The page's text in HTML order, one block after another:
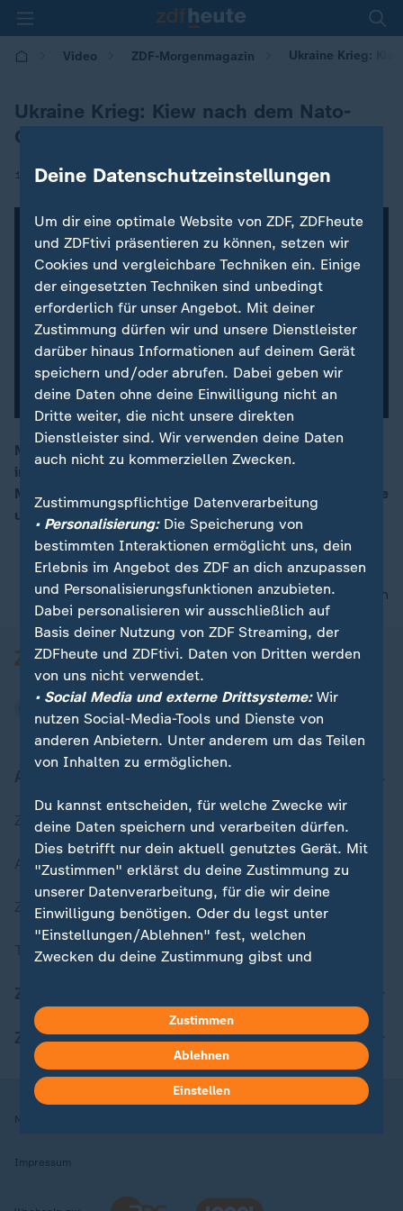
Video ZDF-Morgenmagazin Ukraine Krieg:
Ukraine Krieg: Kiew nach dem Nato-
Gipfel
14.07.2023 | 05:30
Mittlerweile befindet sich die Ukraine fast 17 Monate
im Krieg. In der Hauptstadt Kiew bemühen sich die
Menschen um Normalität – trotz russischer Luftangriffe
und fehlendem Zeitplan für einen Nato-Beitritt.
nach oben
Zuletzt veröffentlicht
Aktuelle Sendungs-Videos
ZDFheute Stories
Themen im Überblick
ZDFheute Apps
Nutzungsbedingungen
Impressum
Deine Datenschutzeinstellungen
Um dir eine optimale Website von ZDF, ZDFheute
und ZDFtivi präsentieren zu können, setzen wir
Cookies und vergleichbare Techniken ein. Einige
der eingesetzten Techniken sind unbedingt
erforderlich für unser Angebot. Mit deiner
Zustimmung dürfen wir und unsere Dienstleister
darüber hinaus Informationen auf deinem Gerät
speichern und/oder abrufen. Dabei geben wir
deine Daten ohne deine Einwilligung nicht an
Dritte weiter, die nicht unsere direkten
Dienstleister sind. Wir verwenden deine Daten
auch nicht zu kommerziellen Zwecken.
Zustimmungspflichtige Datenverarbeitung
• Personalisierung:Die Speicherung von
bestimmten Interaktionen ermöglicht uns, dein
Erlebnis im Angebot des ZDF an dich anzupassen
und Personalisierungsfunktionen anzubieten.
Dabei personalisieren wir ausschließlich auf
Basis deiner Nutzung von ZDF Streaming, der
ZDFheute und ZDFtivi. Daten von Dritten werden
von uns nicht verwendet.
• Social Media und externe Drittsysteme:Wir
nutzen Social-Media-Tools und Dienste von
anderen Anbietern. Unter anderem um das Teilen
von Inhalten zu ermöglichen.
Du kannst entscheiden, für welche Zwecke wir
deine Daten speichern und verarbeiten dürfen.
Dies betrifft nur dein aktuell genutztes Gerät. Mit
"Zustimmen" erklärst du deine Zustimmung zu
unserer Datenverarbeitung, für die wir deine
Einwilligung benötigen. Oder du legst unter
"Einstellungen/Ablehnen" fest, welchen
Zwecken du deine Zustimmung gibst und
in deinen Einstellungen widerrufen oder ändern.
Hier findest du das Impressum.
Weitere Informationen findest du in unserer
Datenschutzerklärung.
Zustimmen
Ablehnen
Einstellen